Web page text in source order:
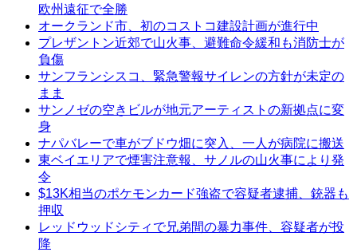
欧州遠征で全勝
オークランド市、初のコストコ建設計画が進行中
プレザントン近郊で山火事、避難命令緩和も消防士が
負傷
サンフランシスコ、緊急警報サイレンの方針が未定の
まま
サンノゼの空きビルが地元アーティストの新拠点に変
身
ナパバレーで車がブドウ畑に突入、一人が病院に搬送
東ベイエリアで煙害注意報、サノルの山火事により発
令
$13K相当のポケモンカード強盗で容疑者逮捕、銃器も
押収
レッドウッドシティで兄弟間の暴力事件、容疑者が投
降